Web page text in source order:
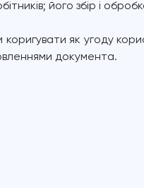
його збір і
як угоду
документа.